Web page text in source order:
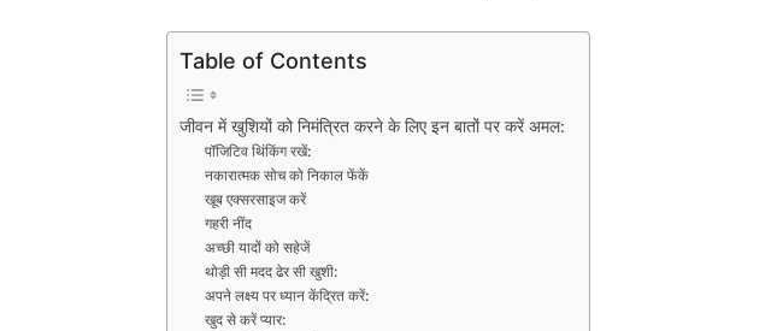
Table of Contents
जीवन में खुशियों को निमंत्रित करने के लिए इन बातों पर करें अमल:
पॉजिटिव थिंकिंग रखें:
नकारात्मक सोच को निकाल फेंकें
खूब एक्सरसाइज करें
गहरी नींद
अच्छी यादों को सहेजें
थोड़ी सी मदद ढेर सी खुशी:
अपने लक्ष्य पर ध्यान केंद्रित करें:
खुद से करें प्यार: